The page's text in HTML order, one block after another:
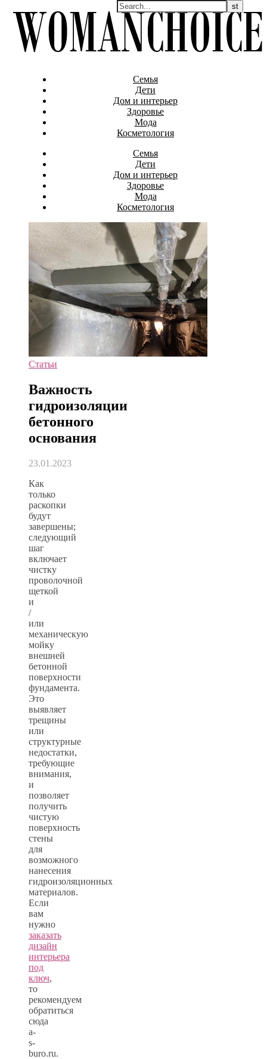
Семья
Дети
Дом и интерьер
Здоровье
Мода
Косметология
Семья
Дети
Дом и интерьер
Здоровье
Мода
Косметология
Статьи
Важность
гидроизоляции
бетонного
основания
23.01.2023
Как
только
раскопки
будут
завершены;
следующий
шаг
включает
чистку
проволочной
щеткой
и
/
или
механическую
мойку
внешней
бетонной
поверхности
фундамента.
Это
выявляет
трещины
или
структурные
недостатки,
требующие
внимания,
и
позволяет
получить
чистую
поверхность
стены
для
возможного
нанесения
гидроизоляционных
материалов.
Если
вам
нужно
заказать
дизайн
интерьера
под
ключ,
то
рекомендуем
обратиться
сюда
a-
s-
buro.ru.